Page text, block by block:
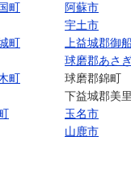
町
阿蘇市
宇土市
町
上益城郡御
球磨郡あさ
町
球磨郡錦町
下益城郡美
玉名市
山鹿市